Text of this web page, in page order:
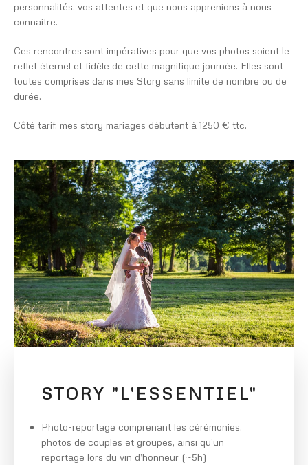
personnalités, vos attentes et que nous apprenions à nous
connaitre.
Ces rencontres sont impératives pour que vos photos soient le
reflet éternel et fidèle de cette magnifique journée. Elles sont
toutes comprises dans mes Story sans limite de nombre ou de
durée.
Côté tarif, mes story mariages débutent à 1250 € ttc.
STORY "L'ESSENTIEL"
Photo-reportage comprenant les cérémonies,
photos de couples et groupes, ainsi qu’un
reportage lors du vin d’honneur (~5h)